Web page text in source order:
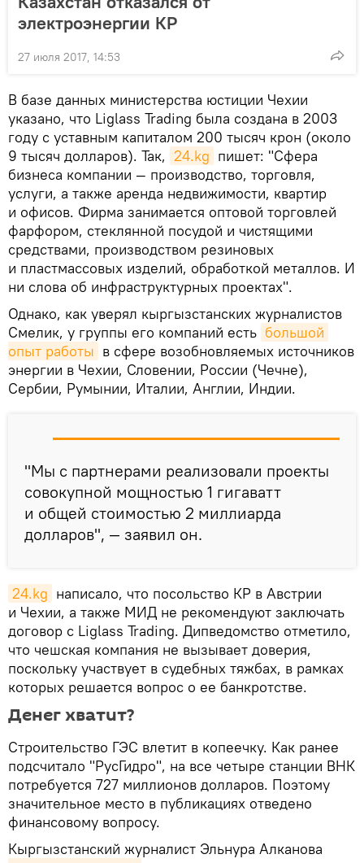
электроэнергии КР
27 июля 2017, 14:53
В базе данных министерства юстиции Чехии
указано, что Liglass Trading была создана в 2003
году с уставным капиталом 200 тысяч крон (около
9 тысяч долларов). Так, 24.kg пишет: "Сфера
бизнеса компании — производство, торговля,
услуги, а также аренда недвижимости, квартир
и офисов. Фирма занимается оптовой торговлей
фарфором, стеклянной посудой и чистящими
средствами, производством резиновых
и пластмассовых изделий, обработкой металлов. И
ни слова об инфраструктурных проектах".
Однако, как уверял кыргызстанских журналистов
Смелик, у группы его компаний есть большой
опыт работы в сфере возобновляемых источников
энергии в Чехии, Словении, России (Чечне),
Сербии, Румынии, Италии, Англии, Индии.
"Мы с партнерами реализовали проекты
совокупной мощностью 1 гигаватт
и общей стоимостью 2 миллиарда
долларов", — заявил он.
24.kg написало, что посольство КР в Австрии
и Чехии, а также МИД не рекомендуют заключать
договор с Liglass Trading. Дипведомство отметило,
что чешская компания не вызывает доверия,
поскольку участвует в судебных тяжбах, в рамках
которых решается вопрос о ее банкротстве.
Денег хватит?
Строительство ГЭС влетит в копеечку. Как ранее
подсчитало "РусГидро", на все четыре станции ВНК
потребуется 727 миллионов долларов. Поэтому
значительное место в публикациях отведено
финансовому вопросу.
Кыргызстанский журналист Эльнура Алканова